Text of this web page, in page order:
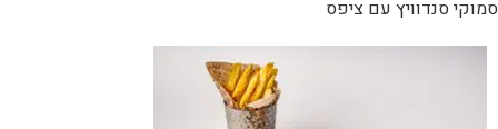
סמוקי סנדוויץ עם ציפס